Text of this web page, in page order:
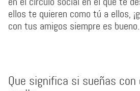
ellos te quieren como tú a ellos,
con tus amigos siempre es bueno.
Que significa si sueñas con